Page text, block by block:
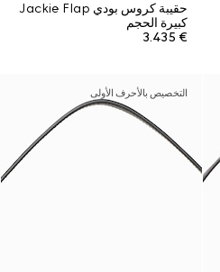
حقيبة كروس بودي Jackie Flap
كبيرة الحجم
€ 3.435
التخصيص بالأحرف الأولى